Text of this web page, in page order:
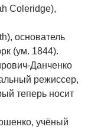
Coleridge),
основатель
(ум. 1844).
Данченко
режиссер,
теперь носит
учёный